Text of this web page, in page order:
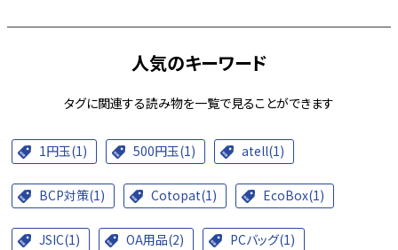
人気のキーワード
タグに関連する読み物を一覧で見ることができます
1円玉(1) 500円玉(1) atell(1)
BCP対策(1) Cotopat(1) EcoBox(1)
JSIC(1) OA用品(2) PCバッグ(1)